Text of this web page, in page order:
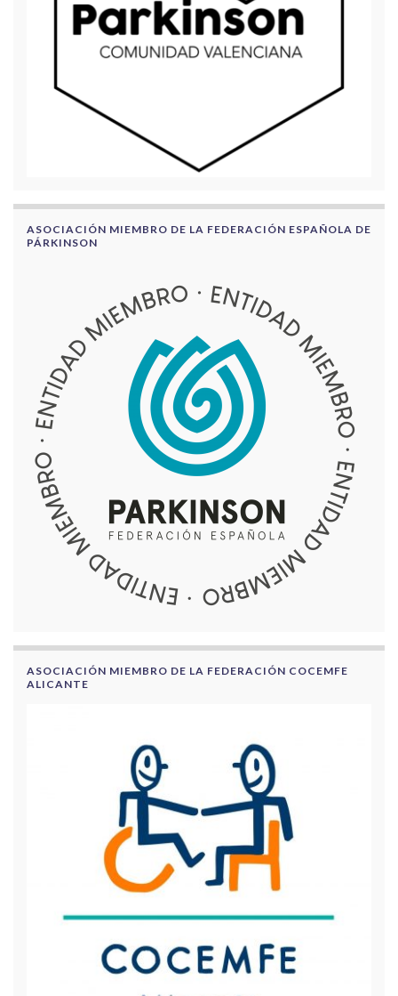
ASOCIACIÓN MIEMBRO DE LA FEDERACIÓN ESPAÑOLA DE
PÁRKINSON
ASOCIACIÓN MIEMBRO DE LA FEDERACIÓN COCEMFE
ALICANTE